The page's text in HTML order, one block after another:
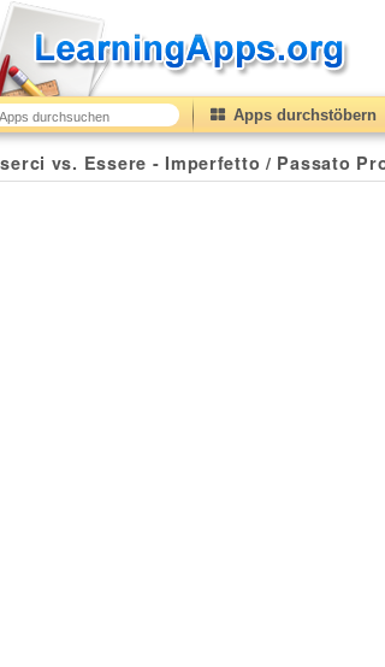
Apps durchstöbern
vs. Essere - Imperfetto / Passato